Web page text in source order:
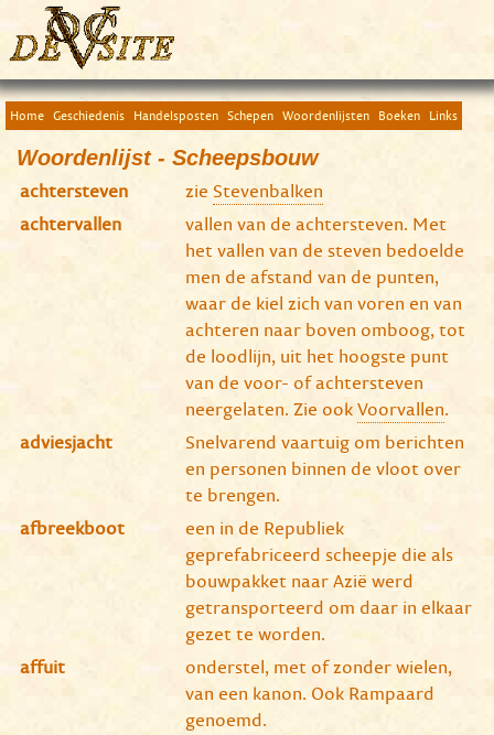
Home Geschiedenis Handelsposten Schepen Woordenlijsten Boeken Links
Woordenlijst - Scheepsbouw
achtersteven zie Stevenbalken
achtervallen
vallen van de achtersteven. Met
het vallen van de steven bedoelde
men de afstand van de punten,
waar de kiel zich van voren en van
achteren naar boven omboog, tot
de loodlijn, uit het hoogste punt
van de voor- of achtersteven
neergelaten. Zie ookVoorvallen.
adviesjacht
Snelvarend vaartuig om berichten
en personen binnen de vloot over
te brengen.
afbreekboot
een in de Republiek
geprefabriceerd scheepje die als
bouwpakket naar Azië werd
getransporteerd om daar in elkaar
gezet te worden.
affuit
onderstel, met of zonder wielen,
van een kanon. Ook Rampaard
genoemd.